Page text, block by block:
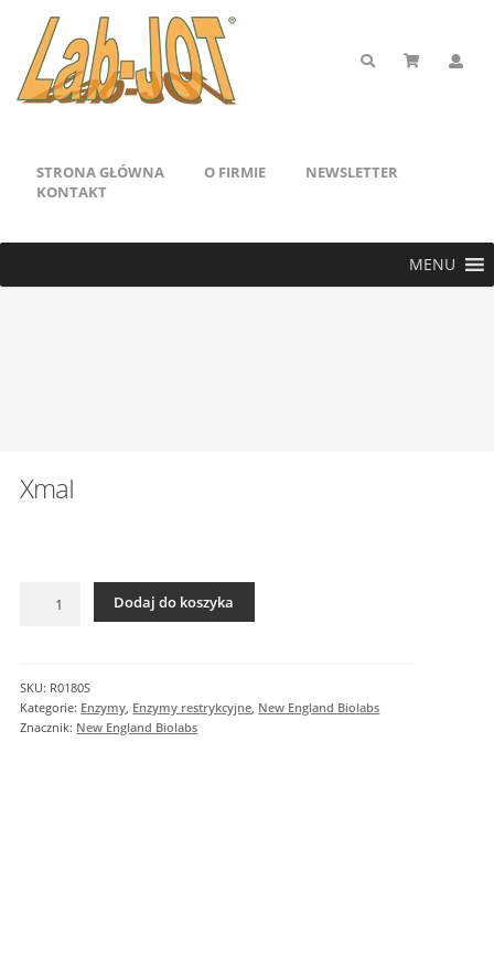
STRONA GŁÓWNA O FIRMIE
NEWSLETTER
KONTAKT
MENU
XmaI
Dodaj do koszyka
SKU: R0180S
Kategorie: Enzymy Enzymy restrykcyjne New England Biolabs
Znacznik: New England Biolabs